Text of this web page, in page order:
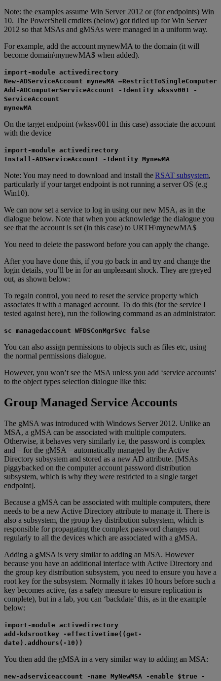
Note: the examples assume Win Server 2012 or (for endpoints) Win
10. The PowerShell cmdlets (below) got tidied up for Win Server
2012 so that MSAs and gMSAs were managed in a uniform way.
For example, add the account mynewMA to the domain (it will
become domain\mynewMA$ when added).
import-module activedirectory
New-ADServiceAccount mynewMA –RestrictToSingleComputer
Add-ADComputerServiceAccount -Identity wkssv001 -
ServiceAccount
mynewMA
On the target endpoint (wkssv001 in this case) associate the account
with the device
import-module activedirectory
Install-ADServiceAccount -Identity MynewMA
Note: You may need to download and install theRSAT subsystem,
particularly if your target endpoint is not running a server OS (e.g
Win10).
We can now set a service to log in using our new MSA, as in the
dialogue below. Note that when you acknowledge the dialogue you
see that the account is set (in this case) to URTH\mynewMA$
You need to delete the password before you can apply the change.
After you have done this, if you go back in and try and change the
login details, you’ll be in for an unpleasant shock. They are greyed
out, as shown below:
To regain control, you need to reset the service property which
associates it with a managed account. To do this (for the service I
tested against here), run the following command as an administrator:
sc managedaccount WFDSConMgrSvc false
You can also assign permissions to objects such as files etc, using
the normal permissions dialogue.
However, you won’t see the MSA unless you add ‘service accounts’
to the object types selection dialogue like this:
Group Managed Service Accounts
The gMSA was introduced with Windows Server 2012. Unlike an
MSA, a gMSA can be associated with multiple computers.
Otherwise, it behaves very similarly i.e, the password is complex
and – for the gMSA – automatically managed by the Active
Directory subsystem and stored as a new AD attribute. [MSAs
piggybacked on the computer account password distribution
subsystem, which is why they were restricted to a single target
endpoint].
Because a gMSA can be associated with multiple computers, there
needs to be a new Active Directory attribute to manage it. There is
also a subsystem, the group key distribution subsystem, which is
responsible for propagating the complex password changes out
regularly to all the devices which are associated with a gMSA.
Adding a gMSA is very similar to adding an MSA. However
because you have an additional interface with Active Directory and
the group key distribution subsystem, you need to ensure you have a
root key for the subsystem. Normally it takes 10 hours before such a
key becomes active, (as a safety measure to ensure replication is
complete), but in a lab, you can ‘backdate’ this, as in the example
below:
import-module activedirectory
add-kdsrootkey -effectivetime((get-
date).addhours(-10))
You then add the gMSA in a very similar way to adding an MSA:
new-adserviceaccount -name MyNewMSA -enable $true -